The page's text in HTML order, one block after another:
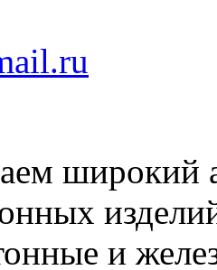
широкий
и